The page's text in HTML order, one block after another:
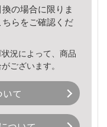
の場合に限りま
ちら をご確認くだ
況によって、商品
ございます。
て